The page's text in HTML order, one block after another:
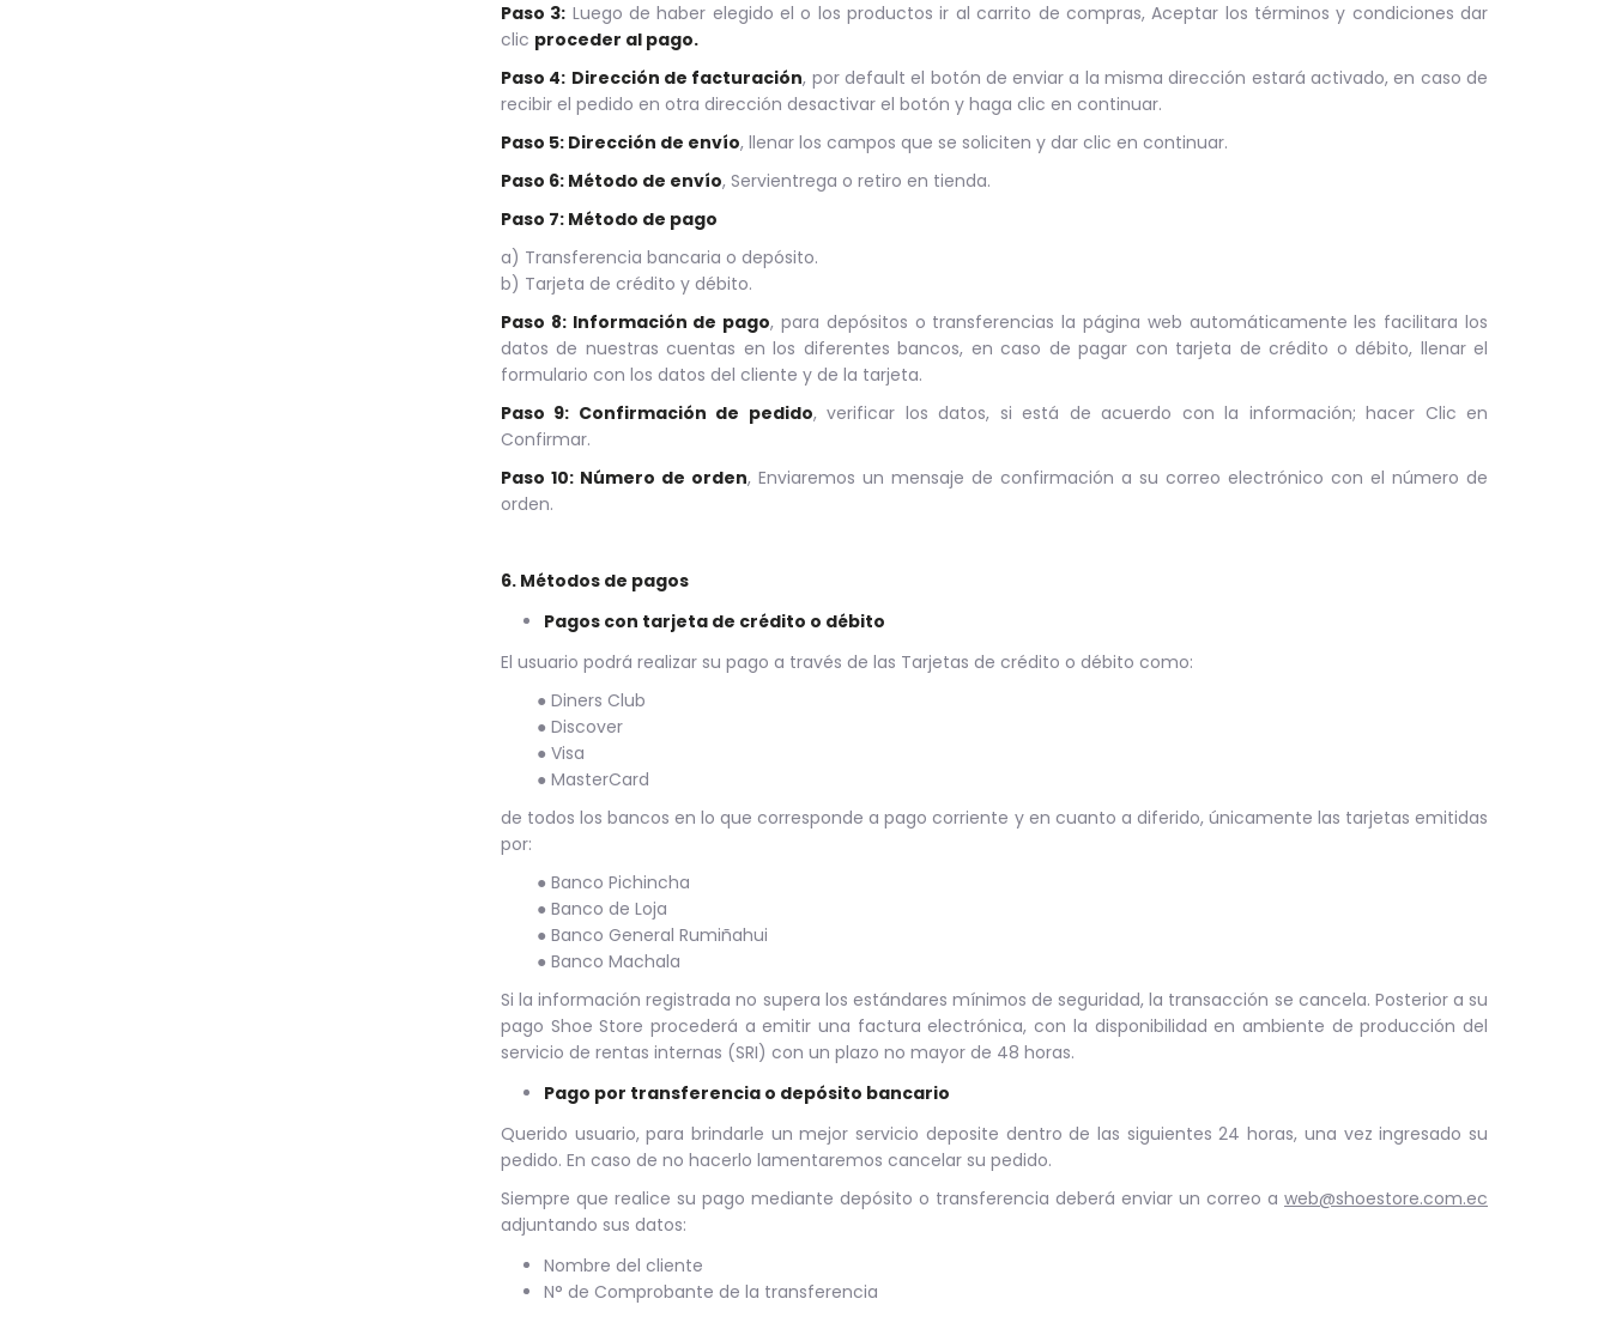
Paso 3: Luego de haber elegido el o los productos ir al carrito de compras, Aceptar los términos y condiciones dar
clic proceder al pago.
Paso 4: Dirección de facturación, por default el botón de enviar a la misma dirección estará activado, en caso de
recibir el pedido en otra dirección desactivar el botón y haga clic en continuar.
Paso 5: Dirección de envío, llenar los campos que se soliciten y dar clic en continuar.
Paso 6: Método de envío, Servientrega o retiro en tienda.
Paso 7: Método de pago
a) Transferencia bancaria o depósito.
b) Tarjeta de crédito y débito.
Paso 8: Información de pago, para depósitos o transferencias la página web automáticamente les facilitara los
datos de nuestras cuentas en los diferentes bancos, en caso de pagar con tarjeta de crédito o débito, llenar el
formulario con los datos del cliente y de la tarjeta.
Paso 9: Confirmación de pedido, verificar los datos, si está de acuerdo con la información; hacer Clic en
Confirmar.
Paso 10: Número de orden, Enviaremos un mensaje de confirmación a su correo electrónico con el número de
orden.
6. Métodos de pagos
Pagos con tarjeta de crédito o débito
El usuario podrá realizar su pago a través de las Tarjetas de crédito o débito como:
● Diners Club
● Discover
● Visa
● MasterCard
de todos los bancos en lo que corresponde a pago corriente y en cuanto a diferido, únicamente las tarjetas emitidas
por:
● Banco Pichincha
● Banco de Loja
● Banco General Rumiñahui
● Banco Machala
Si la información registrada no supera los estándares mínimos de seguridad, la transacción se cancela. Posterior a su
pago Shoe Store procederá a emitir una factura electrónica, con la disponibilidad en ambiente de producción del
servicio de rentas internas (SRI) con un plazo no mayor de 48 horas.
Pago por transferencia o depósito bancario
Querido usuario, para brindarle un mejor servicio deposite dentro de las siguientes 24 horas, una vez ingresado su
pedido. En caso de no hacerlo lamentaremos cancelar su pedido.
Siempre que realice su pago mediante depósito o transferencia deberá enviar un correo a web@shoestore.com.ec
adjuntando sus datos:
Nombre del cliente
N° de Comprobante de la transferencia